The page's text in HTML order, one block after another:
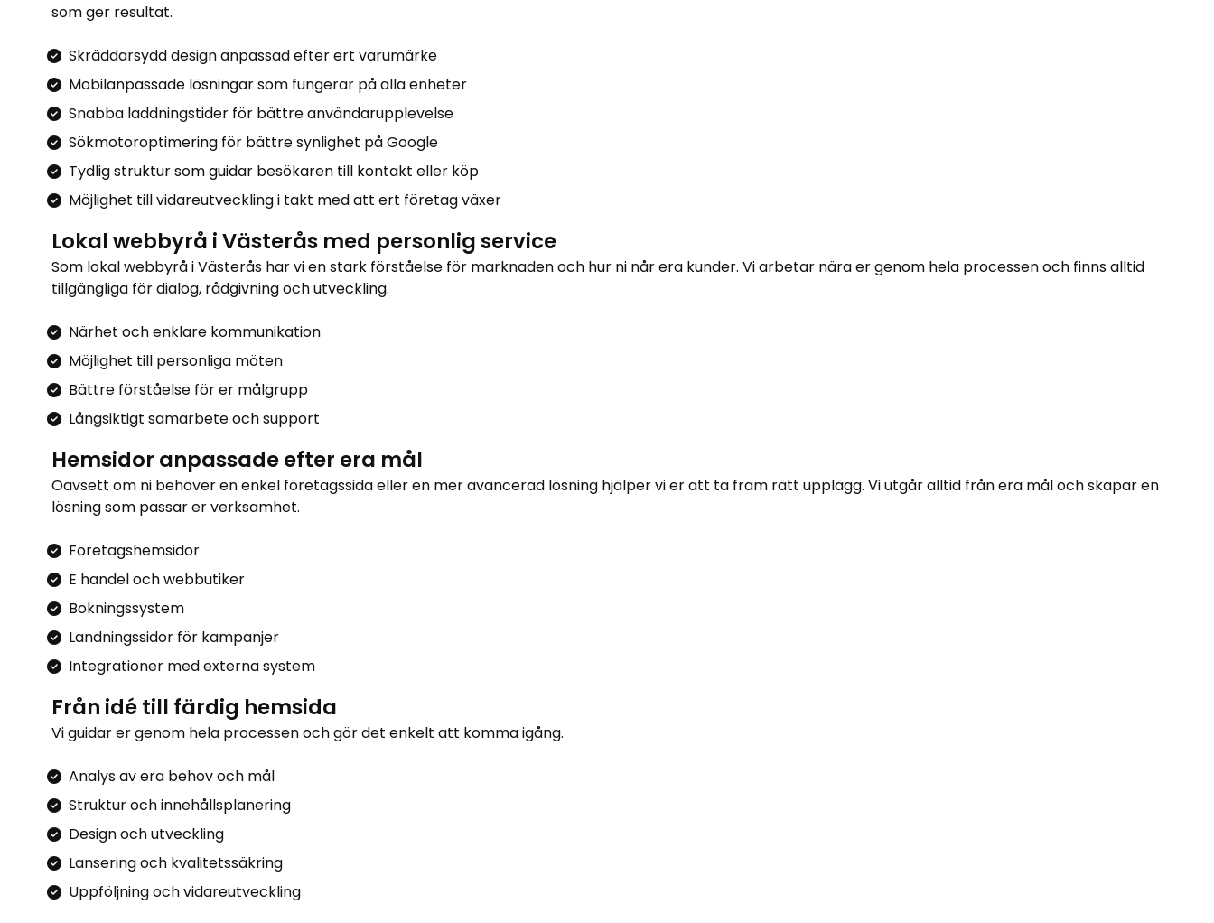
som ger resultat.
Skräddarsydd design anpassad efter ert varumärke
Mobilanpassade lösningar som fungerar på alla enheter
Snabba laddningstider för bättre användarupplevelse
Sökmotoroptimering för bättre synlighet på Google
Tydlig struktur som guidar besökaren till kontakt eller köp
Möjlighet till vidareutveckling i takt med att ert företag växer
Lokal webbyrå i Västerås med personlig service
Som lokal webbyrå i Västerås har vi en stark förståelse för marknaden och hur ni når era kunder. Vi arbetar nära er genom hela processen och finns alltid
tillgängliga för dialog, rådgivning och utveckling.
Närhet och enklare kommunikation
Möjlighet till personliga möten
Bättre förståelse för er målgrupp
Långsiktigt samarbete och support
Hemsidor anpassade efter era mål
Oavsett om ni behöver en enkel företagssida eller en mer avancerad lösning hjälper vi er att ta fram rätt upplägg. Vi utgår alltid från era mål och skapar en
lösning som passar er verksamhet.
Företagshemsidor
E handel och webbutiker
Bokningssystem
Landningssidor för kampanjer
Integrationer med externa system
Från idé till färdig hemsida
Vi guidar er genom hela processen och gör det enkelt att komma igång.
Analys av era behov och mål
Struktur och innehållsplanering
Design och utveckling
Lansering och kvalitetssäkring
Uppföljning och vidareutveckling